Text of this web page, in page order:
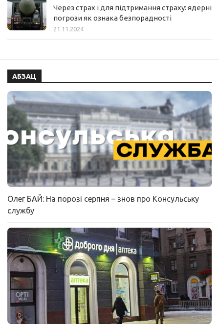
Через страх і для підтримання страху: ядерні
погрози як ознака безпорадності
21.11.2024
АБЗАЦ
Олег БАЙ: На порозі серпня – знов про Консульську
службу